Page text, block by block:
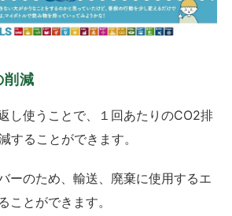
削減
し使うことで、１回あたりのCO2排
することができます。
ーのため、輸送、廃棄に使用するエ
ことができます。